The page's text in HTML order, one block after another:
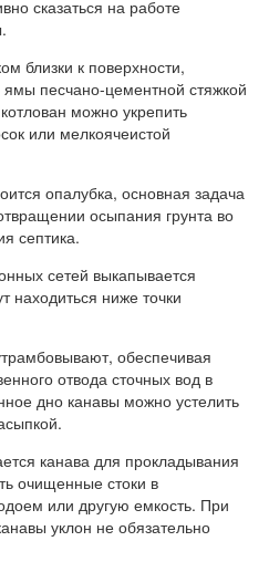
сказаться на работе
близки к поверхности,
ямы песчано-цементной стяжкой
можно укрепить
или мелкоячеистой
опалубка, основная задача
осыпания грунта во
септика.
сетей выкапывается
находиться ниже точки
обеспечивая
отвода сточных вод в
дно канавы можно устелить
канава для прокладывания
очищенные стоки в
или другую емкость. При
уклон не обязательно